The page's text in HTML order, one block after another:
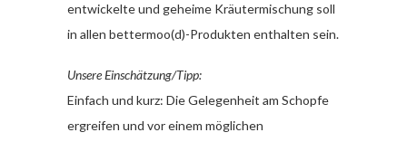
entwickelte und geheime Kräutermischung soll
in allen bettermoo(d)-Produkten enthalten sein.
Unsere Einschätzung/Tipp:
Einfach und kurz: Die Gelegenheit am Schopfe
ergreifen und vor einem möglichen